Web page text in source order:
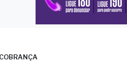
COBRANÇA